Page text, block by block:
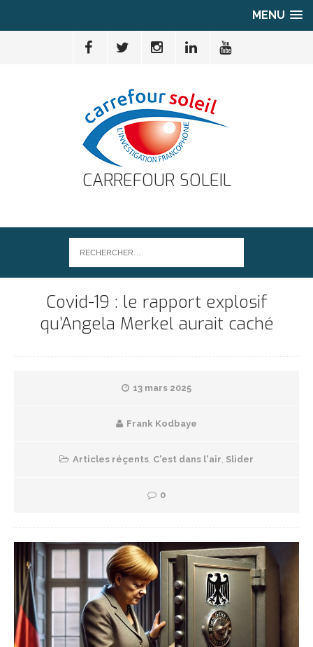
MENU
CARREFOUR SOLEIL
Covid-19 : le rapport explosif
qu’Angela Merkel aurait caché
13 mars 2025
Frank Kodbaye
Articles réçents, C'est dans l'air, Slider
0